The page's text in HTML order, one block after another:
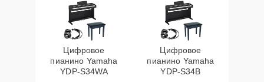
Цифровое
пианино Yamaha
YDP-S34WA
Цифровое
пианино Yamaha
YDP-S34B